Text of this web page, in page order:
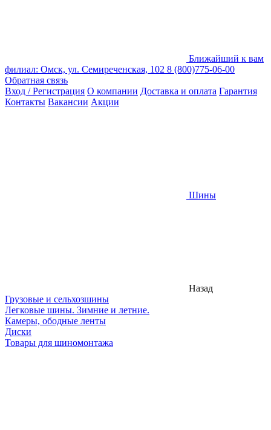
Ближайший к вам
филиал: Омск, ул. Семиреченская, 102 8 (800)775-06-00
Обратная связь
Вход / Регистрация О компании Доставка и оплата Гарантия
Контакты Вакансии Акции
Шины
Назад
Грузовые и сельхозшины
Легковые шины. Зимние и летние.
Камеры, ободные ленты
Диски
Товары для шиномонтажа